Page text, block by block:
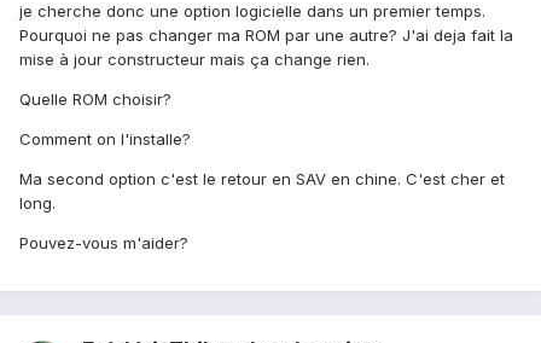
je cherche donc une option logicielle dans un premier temps.
Pourquoi ne pas changer ma ROM par une autre? J'ai deja fait la
mise à jour constructeur mais ça change rien.
Quelle ROM choisir?
Comment on l'installe?
Ma second option c'est le retour en SAV en chine. C'est cher et
long.
Pouvez-vous m'aider?